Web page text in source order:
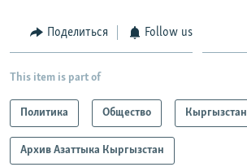
Поделиться Follow us
This item is part of
Политика Общество Кыргызстан
Архив Азаттыка Кыргызстан